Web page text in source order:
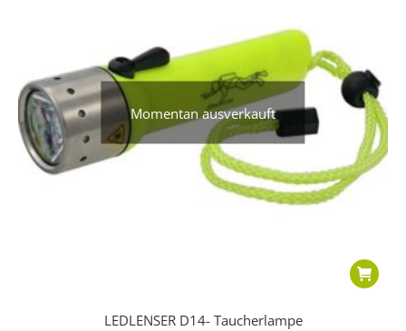
Momentan ausverkauft
LEDLENSER D14- Taucherlampe